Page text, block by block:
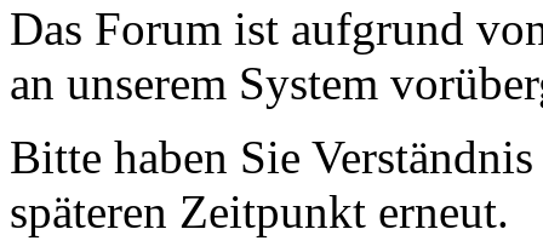
Das Forum ist aufgrund
an unserem System
Bitte haben Sie
späteren Zeitpunkt erneut.